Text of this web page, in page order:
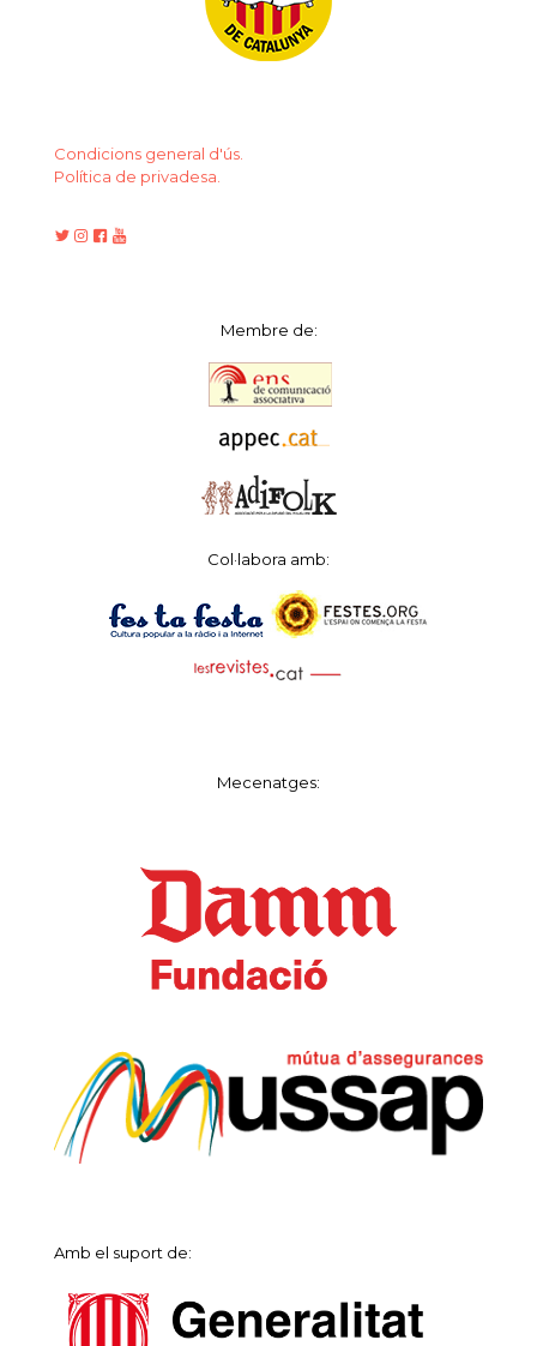
Condicions general d'ús.
Política de privadesa.
Membre de:
Col·labora amb:
Mecenatges:
Amb el suport de: